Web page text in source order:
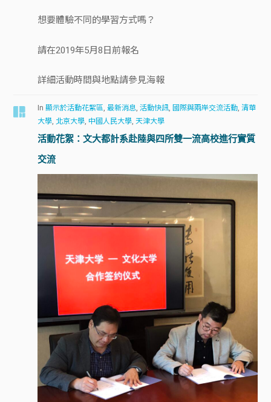
想要體驗不同的學習方式嗎？
請在2019年5月8日前報名
詳細活動時間與地點請參見海報
In顯示於活動花絮區,最新消息,活動快訊, 國際與兩岸交流活動,清華
大學, 北京大學,中國人民大學,天津大學
活動花絮：文大都計系赴陸與四所雙一流高校進行實質
交流